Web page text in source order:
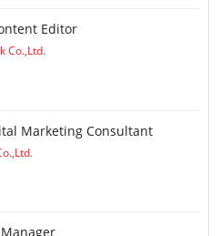
Editor
Co.,Ltd.
Marketing Consultant